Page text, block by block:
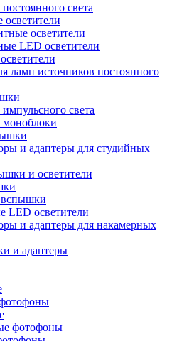
света
осветители
осветители
LED осветители
ламп источников постоянного
света
и адаптеры для студийных
и осветители
LED осветители
и адаптеры для накамерных
и адаптеры
фотофоны